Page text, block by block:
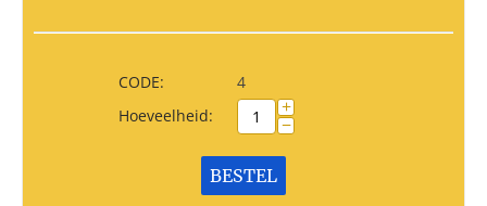
CODE:
4
Hoeveelheid:
+
−
BESTEL